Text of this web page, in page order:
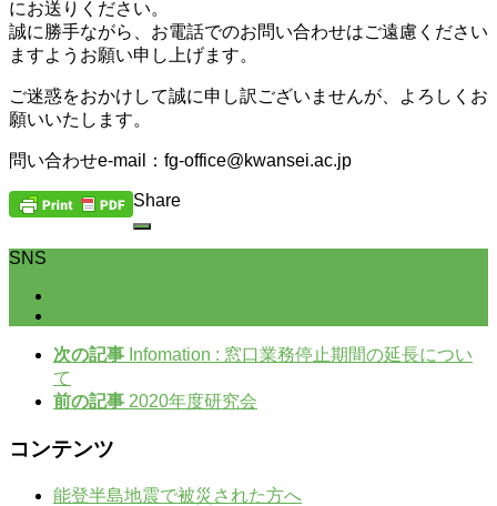
にお送りください。
誠に勝手ながら、お電話でのお問い合わせはご遠慮ください
ますようお願い申し上げます。
ご迷惑をおかけして誠に申し訳ございませんが、よろしくお
願いいたします。
問い合わせe-mail：fg-office@kwansei.ac.jp
Share
SNS
次の記事 Infomation : 窓口業務停止期間の延長につい
て
前の記事 2020年度研究会
コンテンツ
能登半島地震で被災された方へ